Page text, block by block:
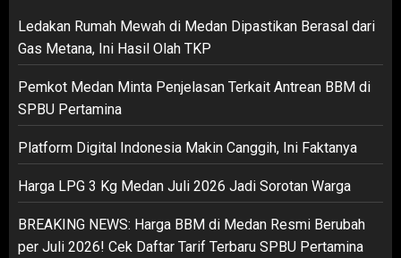
Ledakan Rumah Mewah di Medan Dipastikan Berasal dari
Gas Metana, Ini Hasil Olah TKP
Pemkot Medan Minta Penjelasan Terkait Antrean BBM di
SPBU Pertamina
Platform Digital Indonesia Makin Canggih, Ini Faktanya
Harga LPG 3 Kg Medan Juli 2026 Jadi Sorotan Warga
BREAKING NEWS: Harga BBM di Medan Resmi Berubah
per Juli 2026! Cek Daftar Tarif Terbaru SPBU Pertamina